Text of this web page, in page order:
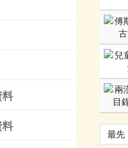
料
料
最先